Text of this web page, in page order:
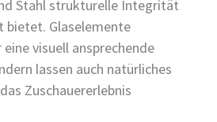
Stahl strukturelle Integrität
bietet. Glaselemente
visuell ansprechende
lassen auch natürliches
Zuschauererlebnis